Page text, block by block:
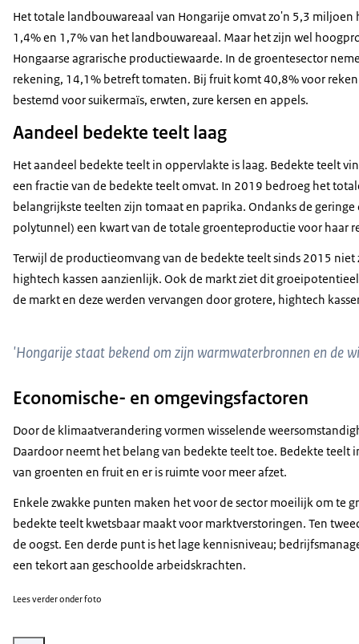
Het totale landbouwareaal van Hongarije omvat zo'n 5,3
1,4% en 1,7% van het landbouwareaal. Maar het zijn wel
Hongaarse agrarische productiewaarde. In de groentesector
rekening, 14,1% betreft tomaten. Bij fruit komt 40,8% voor
bestemd voor suikermaïs, erwten, zure kersen en appels.
Aandeel bedekte teelt laag
Het aandeel bedekte teelt in oppervlakte is laag. Bedekte teelt
een fractie van de bedekte teelt omvat. In 2019 bedroeg het
belangrijkste teelten zijn tomaat en paprika. Ondanks de
polytunnel) een kwart van de totale groenteproductie voor haar
Terwijl de productieomvang van de bedekte teelt sinds 2015
hightech kassen aanzienlijk. Ook de markt ziet dit
de markt en deze werden vervangen door grotere, hightech
'Hongarije staat bekend om zijn warmwaterbronnen en de
Economische- en omgevingsfactoren
Door de klimaatverandering vormen wisselende
Daardoor neemt het belang van bedekte teelt toe. Bedekte
van groenten en fruit en er is ruimte voor meer afzet.
Enkele zwakke punten maken het voor de sector moeilijk om te
bedekte teelt kwetsbaar maakt voor marktverstoringen. Ten
de oogst. Een derde punt is het lage kennisniveau;
een tekort aan geschoolde arbeidskrachten.
Lees verder onder foto
Vergroot afbeelding Polytunnels